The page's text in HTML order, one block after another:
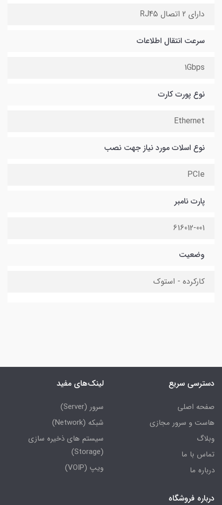
دارای 2 اتصال RJ45
سرعت انتقال اطلاعات
1Gbps
نوع پورت کارت
Ethernet
نوع اسلات مورد نیاز جهت نصب
PCIe
پارت نامبر
616012-001
وضعیت
کارکرده - استوک
دسترسی سریع
صفحه اصلی
هاست و سرور مجازی
وبلاگ
تماس با ما
درباره ما
لینک‌های مفید
سرور (Server)
شبکه (Network)
سیستم های ذخیره سازی
(Storage)
ویپ (VOIP)
درباره فروشگاه